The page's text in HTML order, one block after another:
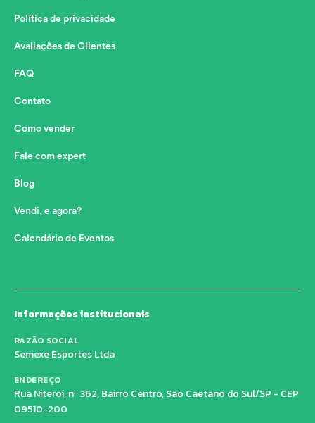
Política de privacidade
Avaliações de Clientes
FAQ
Contato
Como vender
Fale com expert
Blog
Vendi, e agora?
Calendário de Eventos
Informações institucionais
RAZÃO SOCIAL
Semexe Esportes Ltda
ENDEREÇO
Rua Niteroi, nº 362, Bairro Centro, São Caetano do Sul/SP - CEP
09510-200